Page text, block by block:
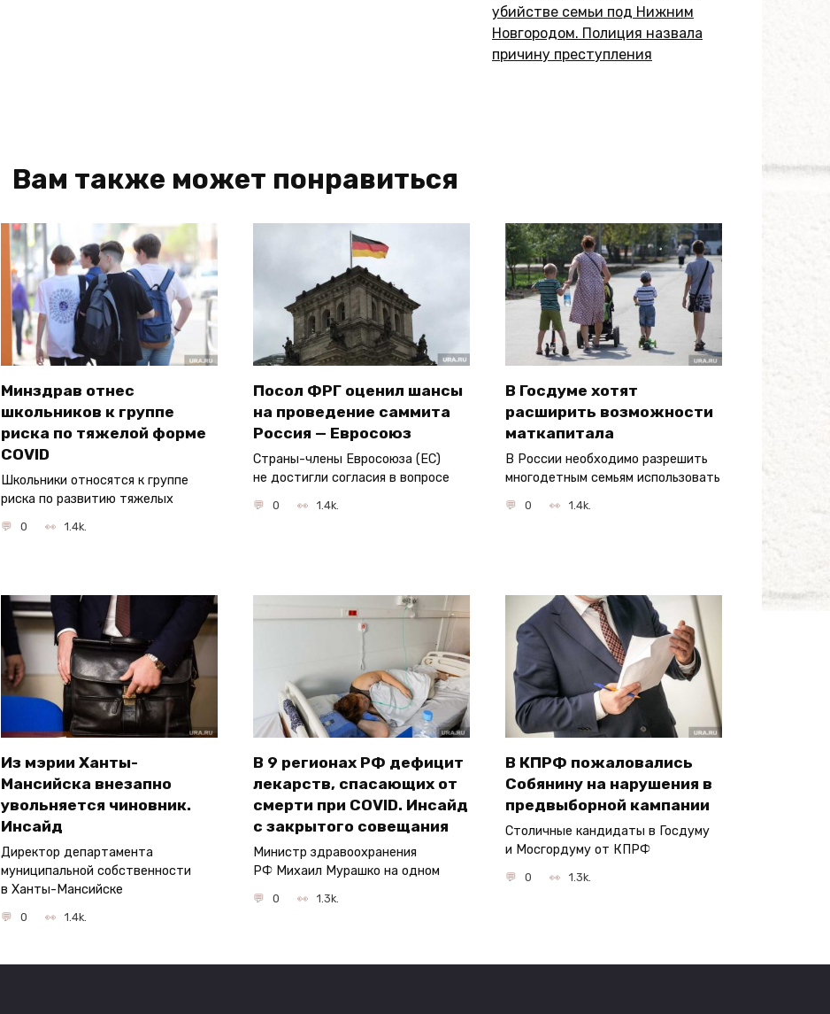
убийстве семьи под Нижним
Новгородом. Полиция назвала
причину преступления
Вам также может понравиться
Минздрав отнес
школьников к группе
риска по тяжелой форме
COVID
Школьники относятся к группе
риска по развитию тяжелых
0 1.4k.
Посол ФРГ оценил шансы
на проведение саммита
Россия — Евросоюз
Страны-члены Евросоюза (ЕС)
не достигли согласия в вопросе
0 1.4k.
В Госдуме хотят
расширить возможности
маткапитала
В России необходимо разрешить
многодетным семьям использовать
0 1.4k.
Из мэрии Ханты-
Мансийска внезапно
увольняется чиновник.
Инсайд
Директор департамента
муниципальной собственности
в Ханты-Мансийске
0 1.4k.
В 9 регионах РФ дефицит
лекарств, спасающих от
смерти при COVID. Инсайд
с закрытого совещания
Министр здравоохранения
РФ Михаил Мурашко на одном
0 1.3k.
В КПРФ пожаловались
Собянину на нарушения в
предвыборной кампании
Столичные кандидаты в Госдуму
и Мосгордуму от КПРФ
0 1.3k.